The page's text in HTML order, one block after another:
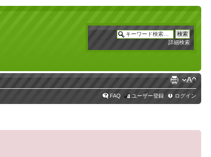
詳細検索
FAQ ユーザー登録 ログイン